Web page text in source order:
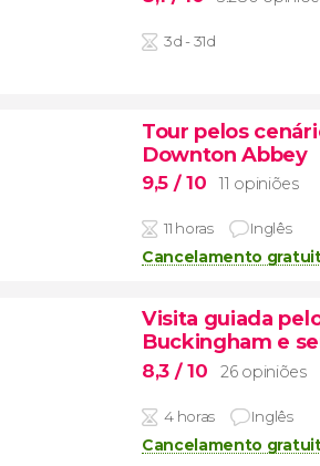
3d - 31d
Tour pelos
Downton Abbey
9,5 / 10 11 opiniões
11 horas Inglês
Cancelamento
Visita guiada
Buckingham e
8,3 / 10 26 opiniões
4 horas Inglês
Cancelamento